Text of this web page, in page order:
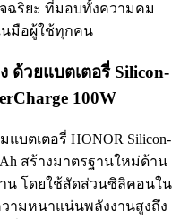
ฉริยะ ที่มอบทั้งความคม
นมือผู้ใช้ทุกคน
ด้วยแบตเตอรี่ Silicon-
100W
แบตเตอรี่ HONOR Silicon-
สร้างมาตรฐานใหม่ด้าน
น โดยใช้สัดส่วนซิลิคอนใน
วามหนาแน่นพลังงานสูงถึง